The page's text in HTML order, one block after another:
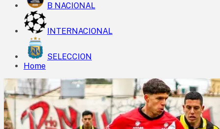
B NACIONAL
INTERNACIONAL
SELECCION
Home